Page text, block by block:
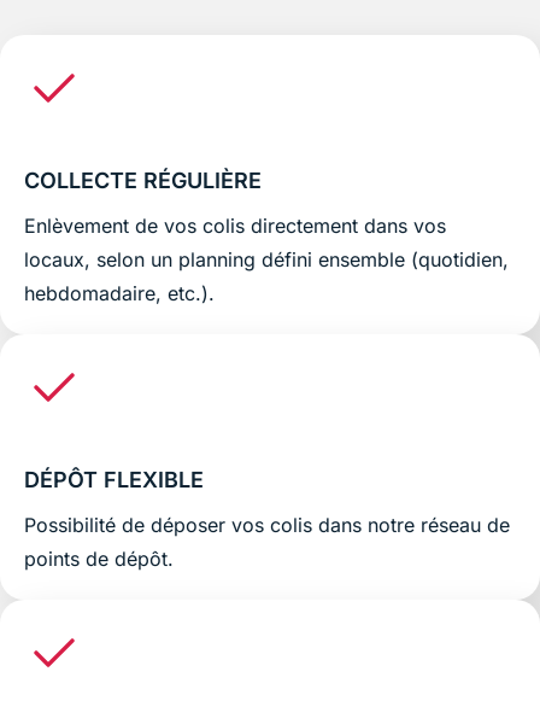
COLLECTE RÉGULIÈRE
Enlèvement de vos colis directement dans vos
locaux, selon un planning défini ensemble (quotidien,
hebdomadaire, etc.).
DÉPÔT FLEXIBLE
Possibilité de déposer vos colis dans notre réseau de
points de dépôt.